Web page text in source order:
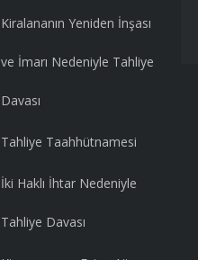
Kiralananın Yeniden İnşası
ve İmarı Nedeniyle Tahliye
Davası
Tahliye Taahhütnamesi
İki Haklı İhtar Nedeniyle
Tahliye Davası